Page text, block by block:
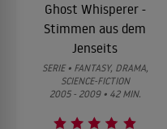
Ghost Whisperer -
Stimmen aus dem
Jenseits
SERIE • FANTASY, DRAMA,
SCIENCE-FICTION
2005 - 2009 • 42 MIN.